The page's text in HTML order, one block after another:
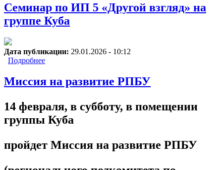
Семинар по ИП 5 «Другой взгляд» на
группе Куба
Дата публикации: 29.01.2026 - 10:12
Подробнее
Миссия на развитие РПБУ
14 февраля, в субботу, в помещении
группы Куба
пройдет Миссия на развитие РПБУ